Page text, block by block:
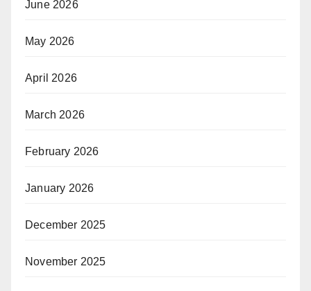
June 2026
May 2026
April 2026
March 2026
February 2026
January 2026
December 2025
November 2025